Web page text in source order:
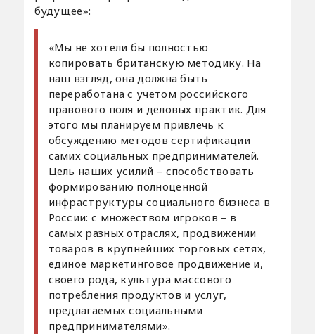
будущее»:
«Мы не хотели бы полностью
копировать британскую методику. На
наш взгляд, она должна быть
переработана с учетом российского
правового поля и деловых практик. Для
этого мы планируем привлечь к
обсуждению методов сертификации
самих социальных предпринимателей.
Цель наших усилий – способствовать
формированию полноценной
инфраструктуры социального бизнеса в
России: с множеством игроков – в
самых разных отраслях, продвижении
товаров в крупнейших торговых сетях,
единое маркетинговое продвижение и,
своего рода, культура массового
потребления продуктов и услуг,
предлагаемых социальными
предпринимателями».